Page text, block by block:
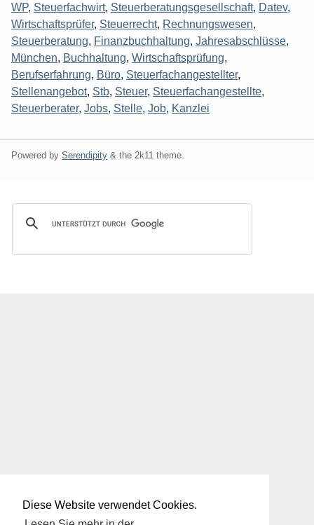
Diese Website verwendet Cookies.
WP, Steuerfachwirt, Steuerberatungsgesellschaft, Datev,
Wirtschaftsprüfer, Steuerrecht, Rechnungswesen,
Steuerberatung, Finanzbuchhaltung, Jahresabschlüsse,
München, Buchhaltung, Wirtschaftsprüfung,
Berufserfahrung, Büro, Steuerfachangestellter,
Stellenangebot, Stb, Steuer, Steuerfachangestellte,
Steuerberater, Jobs, Stelle, Job, Kanzlei
Powered by Serendipity & the 2k11 theme.